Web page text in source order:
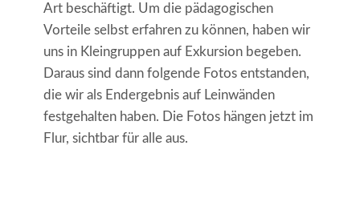
Art beschäftigt. Um die pädagogischen
Vorteile selbst erfahren zu können, haben wir
uns in Kleingruppen auf Exkursion begeben.
Daraus sind dann folgende Fotos entstanden,
die wir als Endergebnis auf Leinwänden
festgehalten haben. Die Fotos hängen jetzt im
Flur, sichtbar für alle aus.